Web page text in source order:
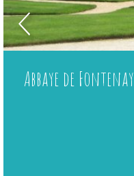
Abbaye de Fontenay